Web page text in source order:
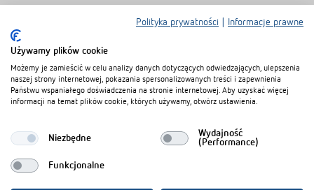
Produkty powiązane
Polityka prywatności Informacje prawne
Używamy plików cookie
Możemy je zamieścić w celu analizy danych dotyczących odwiedzających, ulepszenia
naszej strony internetowej, pokazania spersonalizowanych treści i zapewnienia
Państwu wspaniałego doświadczenia na stronie internetowej. Aby uzyskać więcej
informacji na temat plików cookie, których używamy, otwórz ustawienia.
Niezbędne
Wydajność
(Performance)
Funkcjonalne